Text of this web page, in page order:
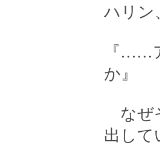
ハリン
『……
か』
なぜ
出して